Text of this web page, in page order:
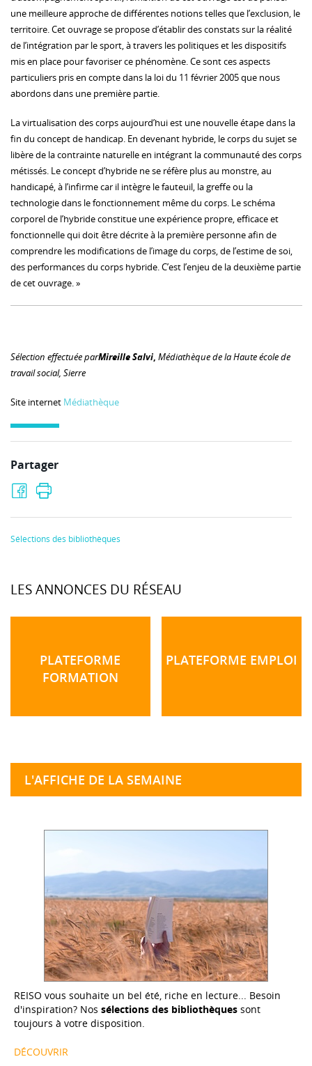
une meilleure approche de différentes notions telles que l’exclusion, le
territoire. Cet ouvrage se propose d’établir des constats sur la réalité
de l’intégration par le sport, à travers les politiques et les dispositifs
mis en place pour favoriser ce phénomène. Ce sont ces aspects
particuliers pris en compte dans la loi du 11 février 2005 que nous
abordons dans une première partie.
La virtualisation des corps aujourd’hui est une nouvelle étape dans la
fin du concept de handicap. En devenant hybride, le corps du sujet se
libère de la contrainte naturelle en intégrant la communauté des corps
métissés. Le concept d’hybride ne se réfère plus au monstre, au
handicapé, à l’infirme car il intègre le fauteuil, la greffe ou la
technologie dans le fonctionnement même du corps. Le schéma
corporel de l’hybride constitue une expérience propre, efficace et
fonctionnelle qui doit être décrite à la première personne afin de
comprendre les modifications de l’image du corps, de l’estime de soi,
des performances du corps hybride. C’est l’enjeu de la deuxième partie
de cet ouvrage. »
Sélection effectuée parMireille Salvi, Médiathèque de la Haute école de
travail social, Sierre
Site internet Médiathèque
Partager
Sélections des bibliothèques
LES ANNONCES DU RÉSEAU
PLATEFORME
FORMATION
PLATEFORME EMPLOI
L'AFFICHE DE LA SEMAINE
REISO vous souhaite un bel été, riche en lecture... Besoin
d'inspiration? Nos sélections des bibliothèques sont
toujours à votre disposition.
DÉCOUVRIR